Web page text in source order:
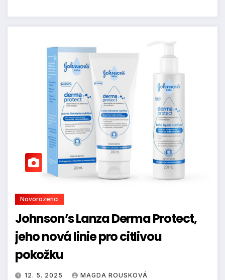
Novorozenci
Johnson’s Lanza Derma Protect,
jeho nová linie pro citlivou
pokožku
12. 5. 2025 MAGDA ROUSKOVÁ